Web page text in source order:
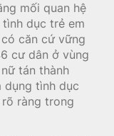
mối quan hệ
dục trẻ em
căn cứ vững
cư dân ở vùng
tán thành
dụng tình dục
ràng trong